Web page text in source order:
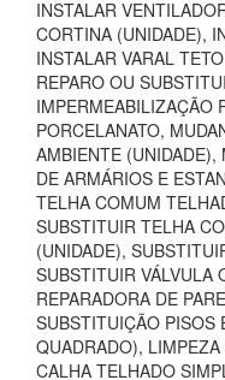
INSTALAR
CORTINA (UNIDADE),
INSTALAR VARAL
REPARO OU
IMPERMEABILIZAÇÃO
PORCELANATO,
AMBIENTE (UNIDADE),
DE ARMÁRIOS E
TELHA COMUM
SUBSTITUIR TELHA
(UNIDADE),
SUBSTITUIR VÁLVULA
REPARADORA DE
SUBSTITUIÇÃO PISOS
QUADRADO),
CALHA TELHADO